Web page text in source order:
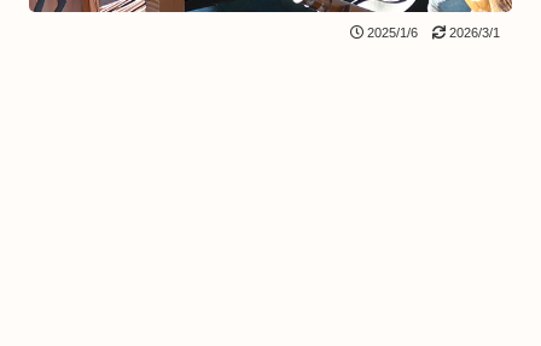
2025/1/6 2026/3/1